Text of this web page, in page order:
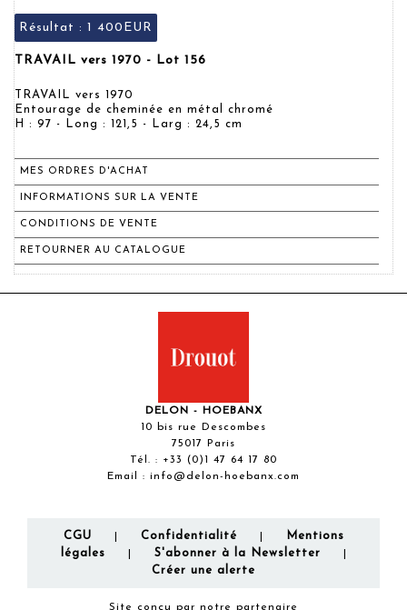
Résultat : 1 400EUR
TRAVAIL vers 1970 - Lot 156
TRAVAIL vers 1970
Entourage de cheminée en métal chromé
H : 97 - Long : 121,5 - Larg : 24,5 cm
MES ORDRES D'ACHAT
INFORMATIONS SUR LA VENTE
CONDITIONS DE VENTE
RETOURNER AU CATALOGUE
DELON - HOEBANX
10 bis rue Descombes
75017 Paris
Tél. : +33 (0)1 47 64 17 80
Email : info@delon-hoebanx.com
CGU Confidentialité
Mentions
légales
S'abonner à la Newsletter
Créer une alerte
Site conçu par notre partenaire